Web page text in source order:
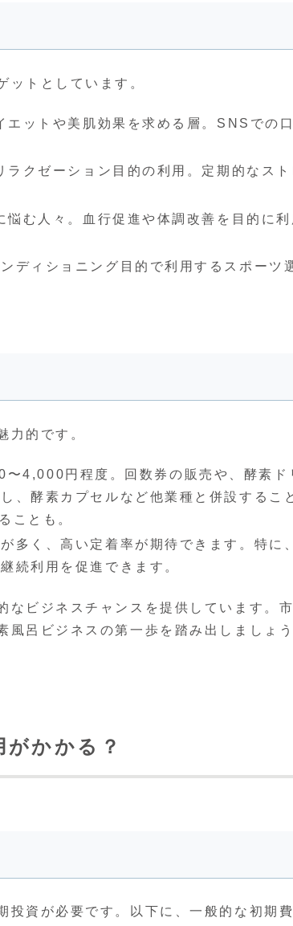
ットとしています。
エットや美肌効果を求める層。SNSでの口
ラクゼーション目的の利用。定期的なスト
悩む人々。血行促進や体調改善を目的に利
ディショニング目的で利用するスポーツ
力的です。
4,000円程度。回数券の販売や、酵素ド
、酵素カプセルなど他業種と併設するこ
ことも。
多く、高い定着率が期待できます。特に、
続利用を促進できます。
なビジネスチャンスを提供しています。
呂ビジネスの第一歩を踏み出しましょう
かかる？
資が必要です。以下に、一般的な初期費